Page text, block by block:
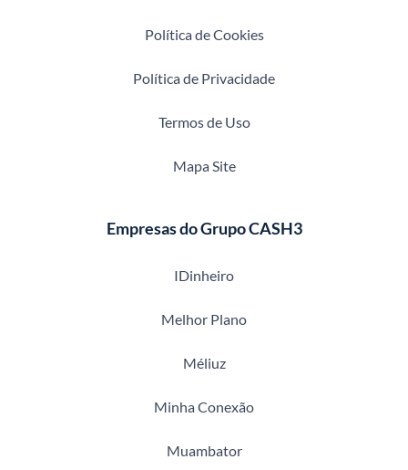
Política de Cookies
Política de Privacidade
Termos de Uso
Mapa Site
Empresas do Grupo CASH3
IDinheiro
Melhor Plano
Méliuz
Minha Conexão
Muambator